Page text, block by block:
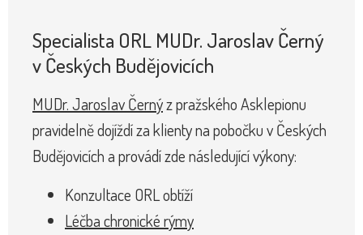
Specialista ORL MUDr. Jaroslav Černý
v Českých Budějovicích
MUDr. Jaroslav Černýz pražského Asklepionu
pravidelně dojíždí za klienty na pobočku v Českých
Budějovicích a provádí zde následující výkony:
Konzultace ORL obtíží
Léčba chronické rýmy